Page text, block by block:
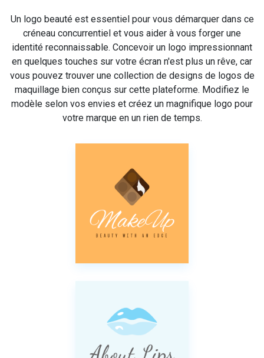
Un logo beauté est essentiel pour vous démarquer dans ce
créneau concurrentiel et vous aider à vous forger une
identité reconnaissable. Concevoir un logo impressionnant
en quelques touches sur votre écran n'est plus un rêve, car
vous pouvez trouver une collection de designs de logos de
maquillage bien conçus sur cette plateforme. Modifiez le
modèle selon vos envies et créez un magnifique logo pour
votre marque en un rien de temps.